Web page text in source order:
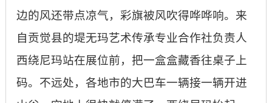
边的风还带点凉气，彩旗被风吹得哗哗响。来
自贡觉县的堤无玛艺术传承专业合作社负责人
西绕尼玛站在展位前，把一盒盒藏香往桌子上
码。不远处，各地市的大巴车一辆接一辆开进